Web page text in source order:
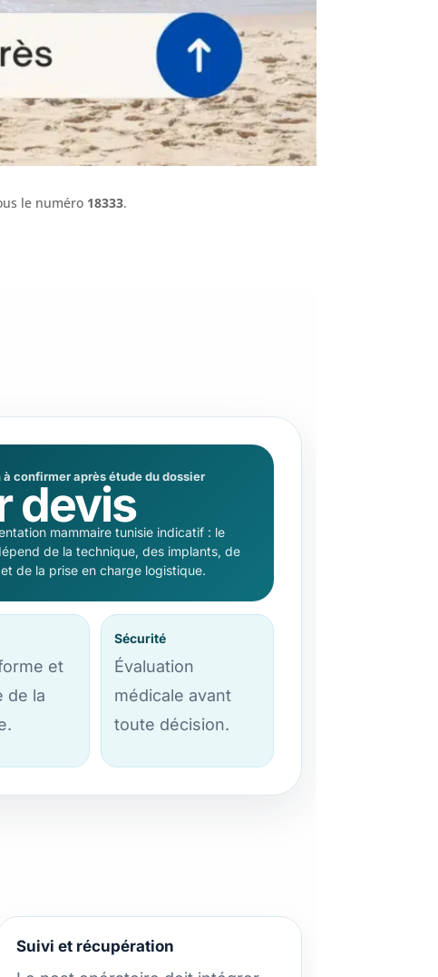
le numéro 18333.
confirmer après étude du dossier
devis
mammaire tunisie indicatif : le
de la technique, des implants, de
de la prise en charge logistique.
et
de la
Sécurité
Évaluation
médicale avant
toute décision.
Suivi et récupération